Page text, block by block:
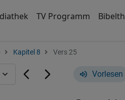
TV Programm
Kapitel 8 Vers 25
Vorlesen